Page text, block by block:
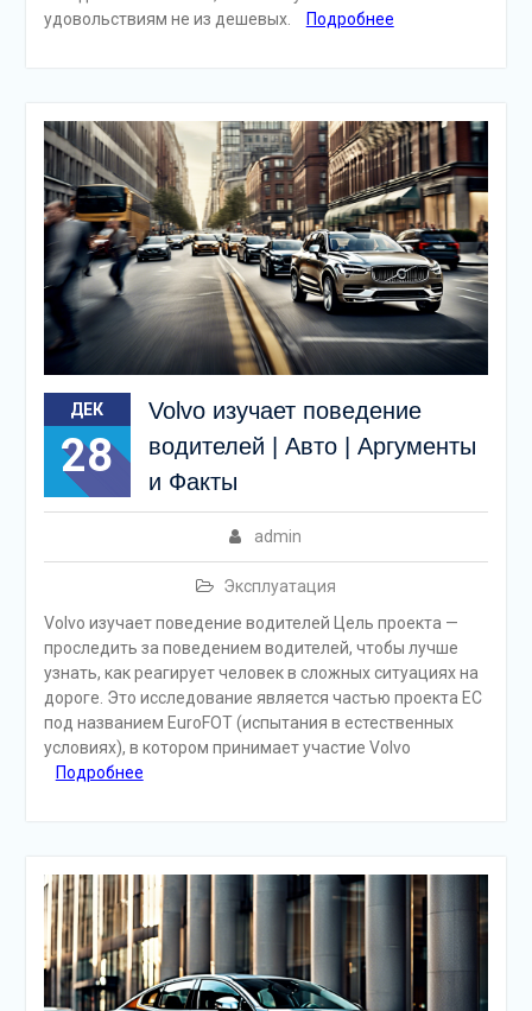
удовольствиям не из дешевых.
Подробнее
ДЕК
28
Volvo изучает поведение
водителей | Авто | Аргументы
и Факты
admin
Эксплуатация
Volvo изучает поведение водителей Цель проекта —
проследить за поведением водителей, чтобы лучше
узнать, как реагирует человек в сложных ситуациях на
дороге. Это исследование является частью проекта ЕС
под названием EuroFOT (испытания в естественных
условиях), в котором принимает участие Volvo
Подробнее